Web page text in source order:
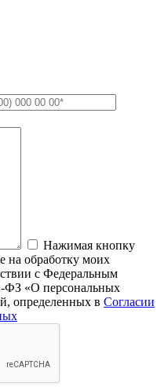
Нажимая кнопку
на обработку моих
с Федеральным
ФЗ «О персональных
определенных в Согласии